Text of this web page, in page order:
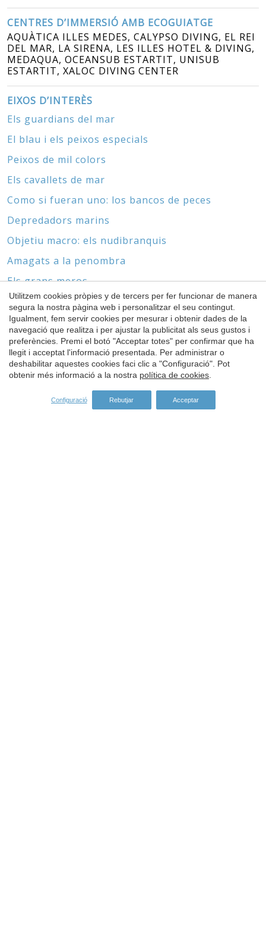
CENTRES D’IMMERSIÓ AMB ECOGUIATGE
AQUÀTICA ILLES MEDES, CALYPSO DIVING, EL REI
DEL MAR, LA SIRENA, LES ILLES HOTEL & DIVING,
MEDAQUA, OCEANSUB ESTARTIT, UNISUB
ESTARTIT, XALOC DIVING CENTER
EIXOS D’INTERÈS
Els guardians del mar
El blau i els peixos especials
Peixos de mil colors
Els cavallets de mar
Como si fueran uno: los bancos de peces
Depredadors marins
Objetiu macro: els nudibranquis
Amagats a la penombra
Els grans meros
Biòtops marins i derelictes
Sense cap ni peus
El món de les gorgònies i els coralls
ESPÒNSORS
Utilitzem cookies pròpies y de tercers per fer funcionar de manera
segura la nostra pàgina web i personalitzar el seu contingut.
Igualment, fem servir cookies per mesurar i obtenir dades de la
navegació que realitza i per ajustar la publicitat als seus gustos i
preferències. Premi el botó "Acceptar totes" per confirmar que ha
llegit i acceptat l'informació presentada. Per administrar o
deshabilitar aquestes cookies faci clic a "Configuració". Pot
obtenir més informació a la nostra política de cookies.
Configuració Rebutjar Acceptar
Guardar configuració Acceptar totes